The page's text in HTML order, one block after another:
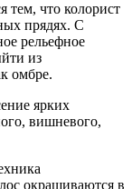
тем, что колорист
прядях. С
рельефное
из
омбре.
ярких
вишневого,
окрашиваются в